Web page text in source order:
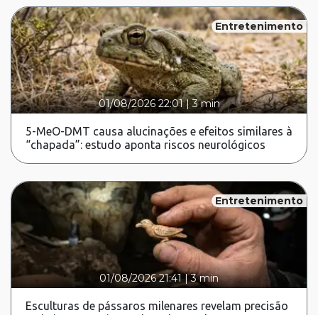
Entretenimento
01/08/2026 22:01|3 min
5-MeO-DMT causa alucinações e efeitos similares à
“chapada”: estudo aponta riscos neurológicos
Entretenimento
01/08/2026 21:41 |3 min
Esculturas de pássaros milenares revelam precisão